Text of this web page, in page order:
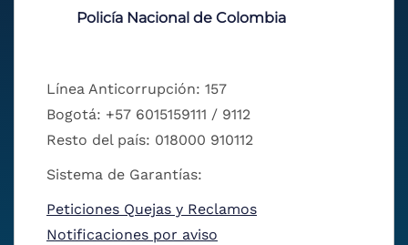
Policía Nacional de Colombia
Línea Anticorrupción: 157
Bogotá: +57 6015159111 / 9112
Resto del país: 018000 910112
Sistema de Garantías:
Peticiones Quejas y Reclamos
Notificaciones por aviso